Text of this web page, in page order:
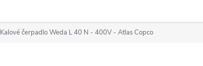
Kalové čerpadlo Weda L 40 N - 400V - Atlas Copco